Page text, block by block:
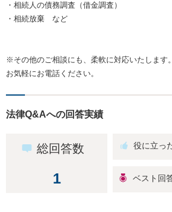
・相続人の債務調査（借金調査）
・相続放棄 など
※その他のご相談にも、柔軟に対応いたします。
お気軽にお電話ください。
法律Q&Aへの回答実績
総回答数
1